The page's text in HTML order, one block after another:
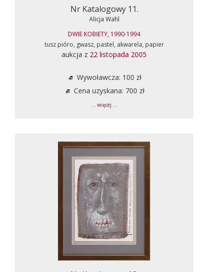
Nr Katalogowy 11.
Alicja Wahl
DWIE KOBIETY, 1990-1994
tusz pióro, gwasz, pastel, akwarela, papier
aukcja z 22 listopada 2005
Wywoławcza: 100 zł
Cena uzyskana: 700 zł
... więcej ...